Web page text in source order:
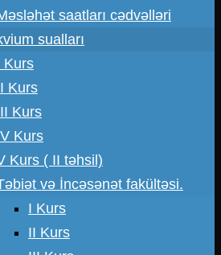
saatları cədvəlləri
sualları
Kurs
Kurs
Kurs
Kurs
Kurs ( II təhsil)
və İncəsənət fakültəsi.
I Kurs
II Kurs